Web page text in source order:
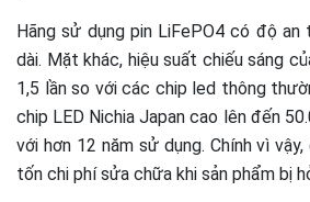
Hãng sử dụng pin LiFePO4 có độ
dài. Mặt khác, hiệu suất chiếu sáng
1,5 lần so với các chip led thông
chip LED Nichia Japan cao lên đến
với hơn 12 năm sử dụng. Chính vì
tốn chi phí sửa chữa khi sản phẩm bị